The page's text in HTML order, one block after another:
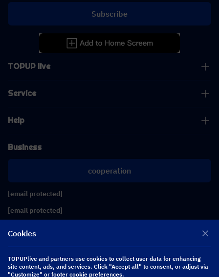
TOPUP live
Service
Help
Business
cooperation
[email protected]
[email protected]
Subscribe
Follow us
Copyright 2026 SEA WHALE TECHNOLOGY PTE.LTD. All Rights Reserved.
Cookies
TOPUPlive and partners use cookies to collect user data for enhancing
site content, ads, and services. Click "Accept all" to consent, or adjust via
"Customize" or footer cookie preferences.